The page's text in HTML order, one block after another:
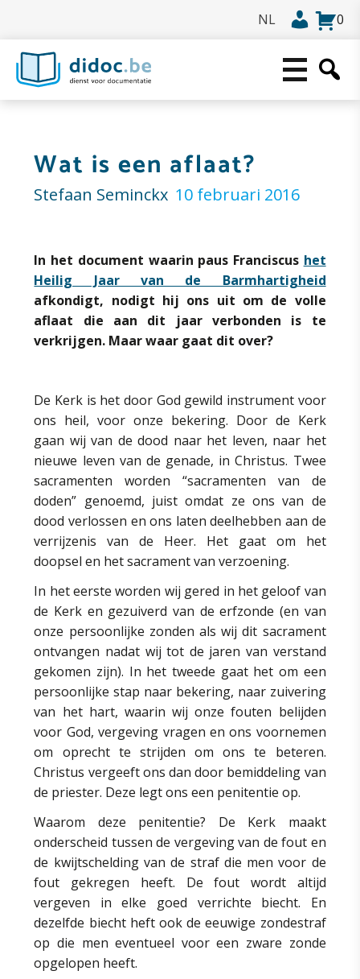
0
Wat is een aflaat?
Stefaan Seminckx 10 februari 2016
In het document waarin paus Franciscus het
Heilig Jaar van de Barmhartigheid
afkondigt, nodigt hij ons uit om de volle
aflaat die aan dit jaar verbonden is te
verkrijgen. Maar waar gaat dit over?
De Kerk is het door God gewild instrument voor
ons heil, voor onze bekering. Door de Kerk
gaan wij van de dood naar het leven, naar het
nieuwe leven van de genade, in Christus. Twee
sacramenten worden “sacramenten van de
doden” genoemd, juist omdat ze ons van de
dood verlossen en ons laten deelhebben aan de
verrijzenis van de Heer. Het gaat om het
doopsel en het sacrament van verzoening.
In het eerste worden wij gered in het geloof van
de Kerk en gezuiverd van de erfzonde (en van
onze persoonlijke zonden als wij dit sacrament
ontvangen nadat wij tot de jaren van verstand
gekomen zijn). In het tweede gaat het om een
persoonlijke stap naar bekering, naar zuivering
van het hart, waarin wij onze fouten belijden
voor God, vergeving vragen en ons voornemen
om oprecht te strijden om ons te beteren.
Christus vergeeft ons dan door bemiddeling van
de priester. Deze legt ons een penitentie op.
Waarom deze penitentie? De Kerk maakt
onderscheid tussen de vergeving van de fout en
de kwijtschelding van de straf die men voor de
fout gekregen heeft. De fout wordt altijd
vergeven in elke goed verrichte biecht. En
dezelfde biecht heft ook de eeuwige zondestraf
op die men eventueel voor een zware zonde
opgelopen heeft.